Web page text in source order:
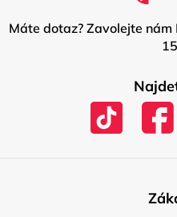
Máte dotaz? Zavolejte